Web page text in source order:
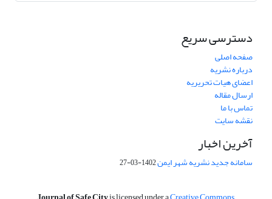
دسترسی سریع
صفحه اصلی
درباره نشریه
اعضای هیات تحریریه
ارسال مقاله
تماس با ما
نقشه سایت
آخرین اخبار
سامانه جدید نشریه شهر ایمن1402-03-27